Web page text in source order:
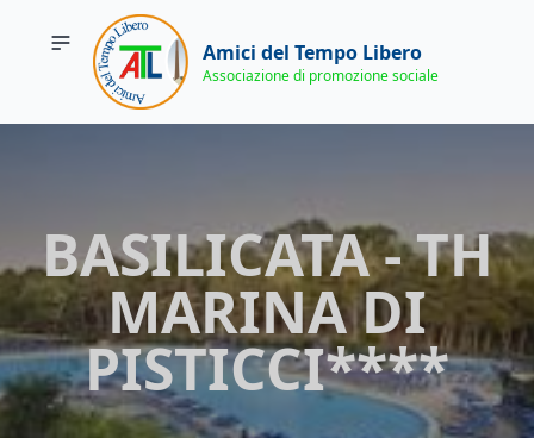
Amici del Tempo Libero
Associazione di promozione sociale
BASILICATA - TH
MARINA DI
PISTICCI****